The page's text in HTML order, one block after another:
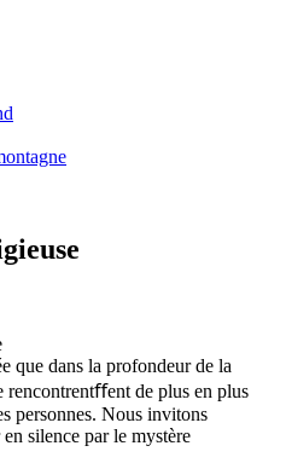
que dans la profondeur de la
rencontrentﬀent de plus en plus
personnes. Nous invitons
silence par le mystère